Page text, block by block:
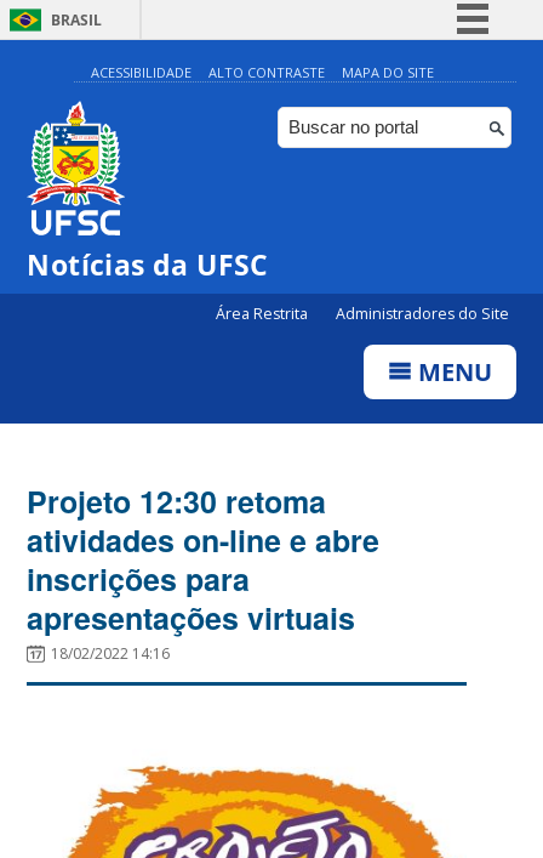
BRASIL
Simplifique!
Comunica BR
Participe
ACESSIBILIDADE ALTO CONTRASTE MAPA DO SITE
Notícias da UFSC
Área Restrita Administradores do Site
MENU
Projeto 12:30 retoma
atividades on-line e abre
inscrições para
apresentações virtuais
18/02/2022 14:16